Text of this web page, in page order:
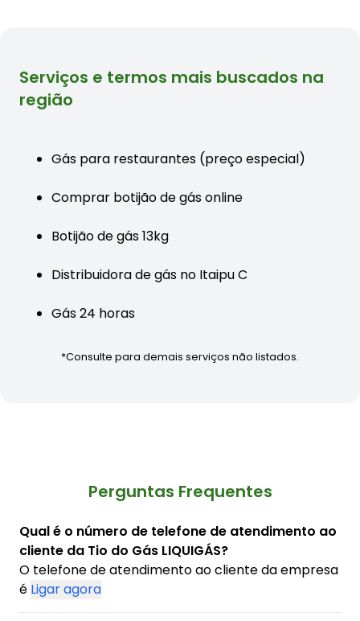
Serviços e termos mais buscados na
região
Gás para restaurantes (preço especial)
Comprar botijão de gás online
Botijão de gás 13kg
Distribuidora de gás no Itaipu C
Gás 24 horas
*Consulte para demais serviços não listados.
Perguntas Frequentes
Qual é o número de telefone de atendimento ao
cliente da Tio do Gás LIQUIGÁS?
O telefone de atendimento ao cliente da empresa
é Ligar agora